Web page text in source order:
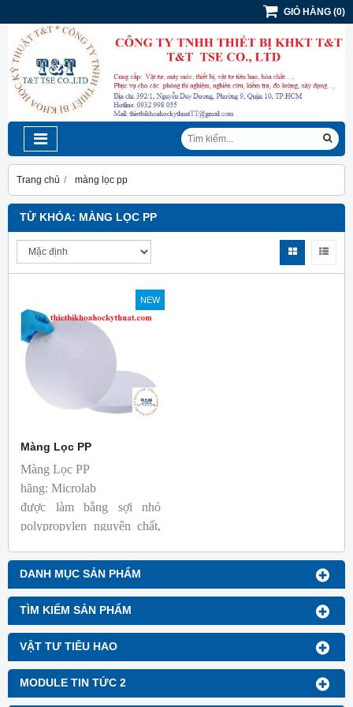
GIỎ HÀNG (0)
Trang chủ màng lọc pp
DANH MỤC SẢN PHẨM
TÌM KIẾM SẢN PHẨM
VẬT TƯ TIÊU HAO
MODULE TIN TỨC 2
TỪ KHÓA: MÀNG LỌC PP
NEW
Màng Lọc PP
Màng Lọc PP
hãng: Microlab
được làm bằng sợi nhỏ
polypropylen nguyên chất,
để lọc sâu. Màng
polypropylen kỵ nước tự
nhiên, có thể chịu được
có tính ổn định hóa học và
khả năng tương thích hóa
học tuyệt vời Màng
polypropylen rất bền và